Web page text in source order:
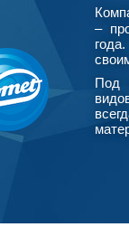
–
Под